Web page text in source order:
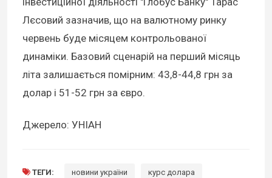
Лєсовий зазначив, що на валютному ринку
червень буде місяцем контрольованої
динаміки. Базовий сценарій на перший місяць
літа залишається помірним: 43,8-44,8 грн за
долар і 51-52 грн за євро.
Джерело: УНІАН
ТЕГИ: новини україни курс долара